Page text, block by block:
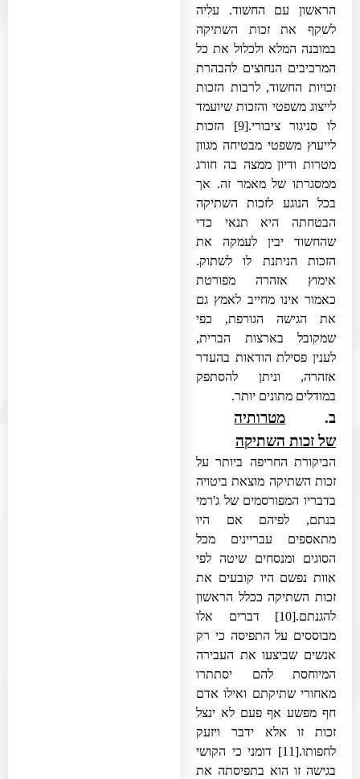
הראשון עם החשוד. עליה
לשקף את זכות השתיקה
במובנה המלא ולכלול את כל
המרכיבים הנחוצים להבהרת
זכויות החשוד, לרבות הזכות
לייצוג משפטי והזכות שיועמד
לו סניגור ציבורי.[9]
הזכות
לייעוץ משפטי מבטיחה מגוון
מטרות ודיון ממצה בה חורג
ממסגרתו של מאמר זה. אך
בכל הנוגע לזכות השתיקה
הבטחתה היא תנאי כדי
שהחשוד יבין לעמקה את
הזכות הניתנת לו לשתוק.
אימוץ אזהרה מפורטת
כאמור אינו מחייב לאמץ גם
את הגישה הגורפת, כפי
שמקובל בארצות הברית,
לענין פסילת הודאות בהעדר
אזהרה, וניתן להסתפק
במודלים מתונים יותר.
ב.
מטרותיה
של זכות השתיקה
הביקורת החריפה ביותר על
זכות השתיקה מוצאת ביטויה
בדבריו המפורסמים של ג'רמי
בנתם, לפיהם אם היו
מתאספים עבריינים מכל
הסוגים ומנסחים שיטה לפי
אוות נפשם היו קובעים את
זכות השתיקה ככלל הראשון
להגנתם.[10]
דברים אלו
מבוססים על התפיסה כי רק
אנשים שביצעו את העבירה
המיוחסת להם יסתתרו
מאחורי שתיקתם ואילו אדם
חף מפשע אף פעם לא ינצל
זכות זו אלא ידבר ויזעק
לחפותו.[11]
דומני כי הקושי
בגישה זו הוא בתפיסתה את